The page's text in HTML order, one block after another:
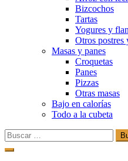
Bizcochos
Tartas
Yogures y
Otros postres
Masas y panes
Croquetas
Panes
Pizzas
Otras masas
Bajo en calorías
Todo a la cubeta
Buscar:
Ir